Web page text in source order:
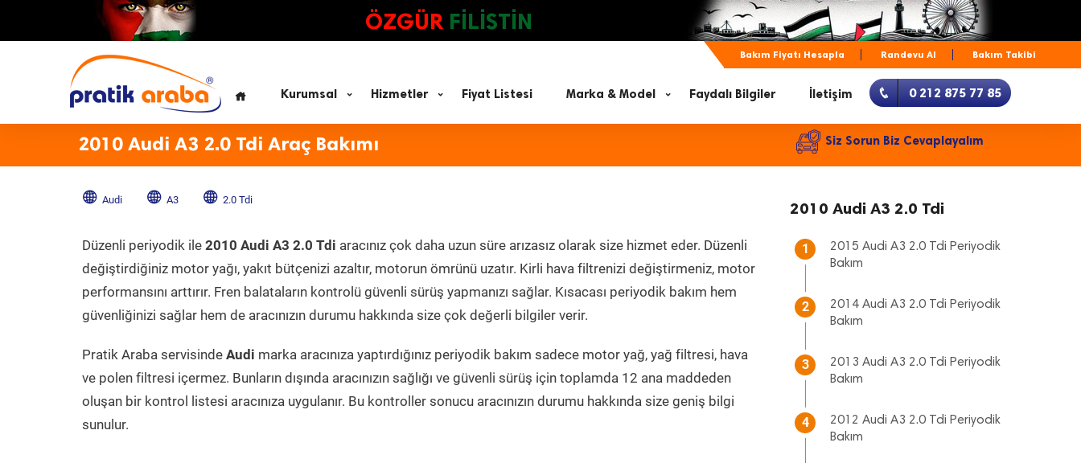
ÖZGÜR FİLİSTİN
Bakım Fiyatı Hesapla Randevu Al Bakım Takibi
Kurumsal Hizmetler Fiyat Listesi Marka & Model Faydalı Bilgiler İletişim 0 212 875 77 85
2010 Audi A3 2.0 Tdi Araç Bakımı Siz Sorun Biz Cevaplayalım
Audi A3 2.0 Tdi
Düzenli periyodik ile 2010 Audi A3 2.0 Tdi aracınız çok daha uzun süre arızasız olarak size hizmet eder. Düzenli
değiştirdiğiniz motor yağı, yakıt bütçenizi azaltır, motorun ömrünü uzatır. Kirli hava filtrenizi değiştirmeniz, motor
performansını arttırır. Fren balataların kontrolü güvenli sürüş yapmanızı sağlar. Kısacası periyodik bakım hem
güvenliğinizi sağlar hem de aracınızın durumu hakkında size çok değerli bilgiler verir.
Pratik Araba servisinde Audi marka aracınıza yaptırdığınız periyodik bakım sadece motor yağ, yağ filtresi, hava
ve polen filtresi içermez. Bunların dışında aracınızın sağlığı ve güvenli sürüş için toplamda 12 ana maddeden
oluşan bir kontrol listesi aracınıza uygulanır. Bu kontroller sonucu aracınızın durumu hakkında size geniş bilgi
sunulur.
2010 Audi A3 2.0 Tdi
1
2015 Audi A3 2.0 Tdi Periyodik
Bakım
2
2014 Audi A3 2.0 Tdi Periyodik
Bakım
3
2013 Audi A3 2.0 Tdi Periyodik
Bakım
4
2012 Audi A3 2.0 Tdi Periyodik
Bakım